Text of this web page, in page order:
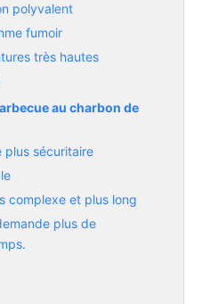
polyvalent
fumoir
très hautes
au charbon de
plus sécuritaire
complexe et plus long
plus de